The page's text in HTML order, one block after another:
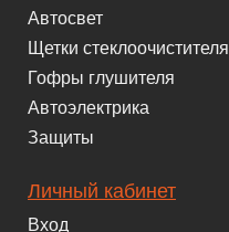
Автосвет
Щетки стеклоочистителя
Гофры глушителя
Автоэлектрика
Защиты
Личный кабинет
Вход